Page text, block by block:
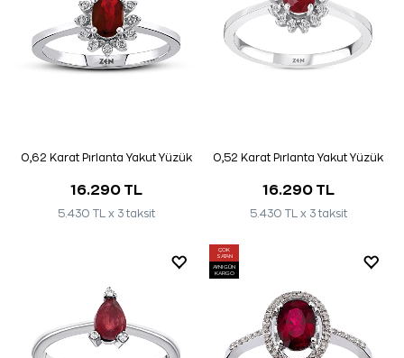
0,62 Karat Pırlanta Yakut Yüzük
16.290 TL
5.430 TL x 3 taksit
0,52 Karat Pırlanta Yakut Yüzük
16.290 TL
5.430 TL x 3 taksit
ÇOK
SATAN
AYNI GÜN
KARGO